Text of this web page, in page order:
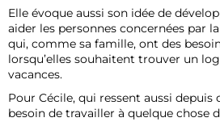
Elle évoque aussi son idée de
aider les personnes concernées par
qui, comme sa famille, ont des
lorsqu’elles souhaitent trouver un
vacances.
Pour Cécile, qui ressent aussi depuis
besoin de travailler à quelque chose